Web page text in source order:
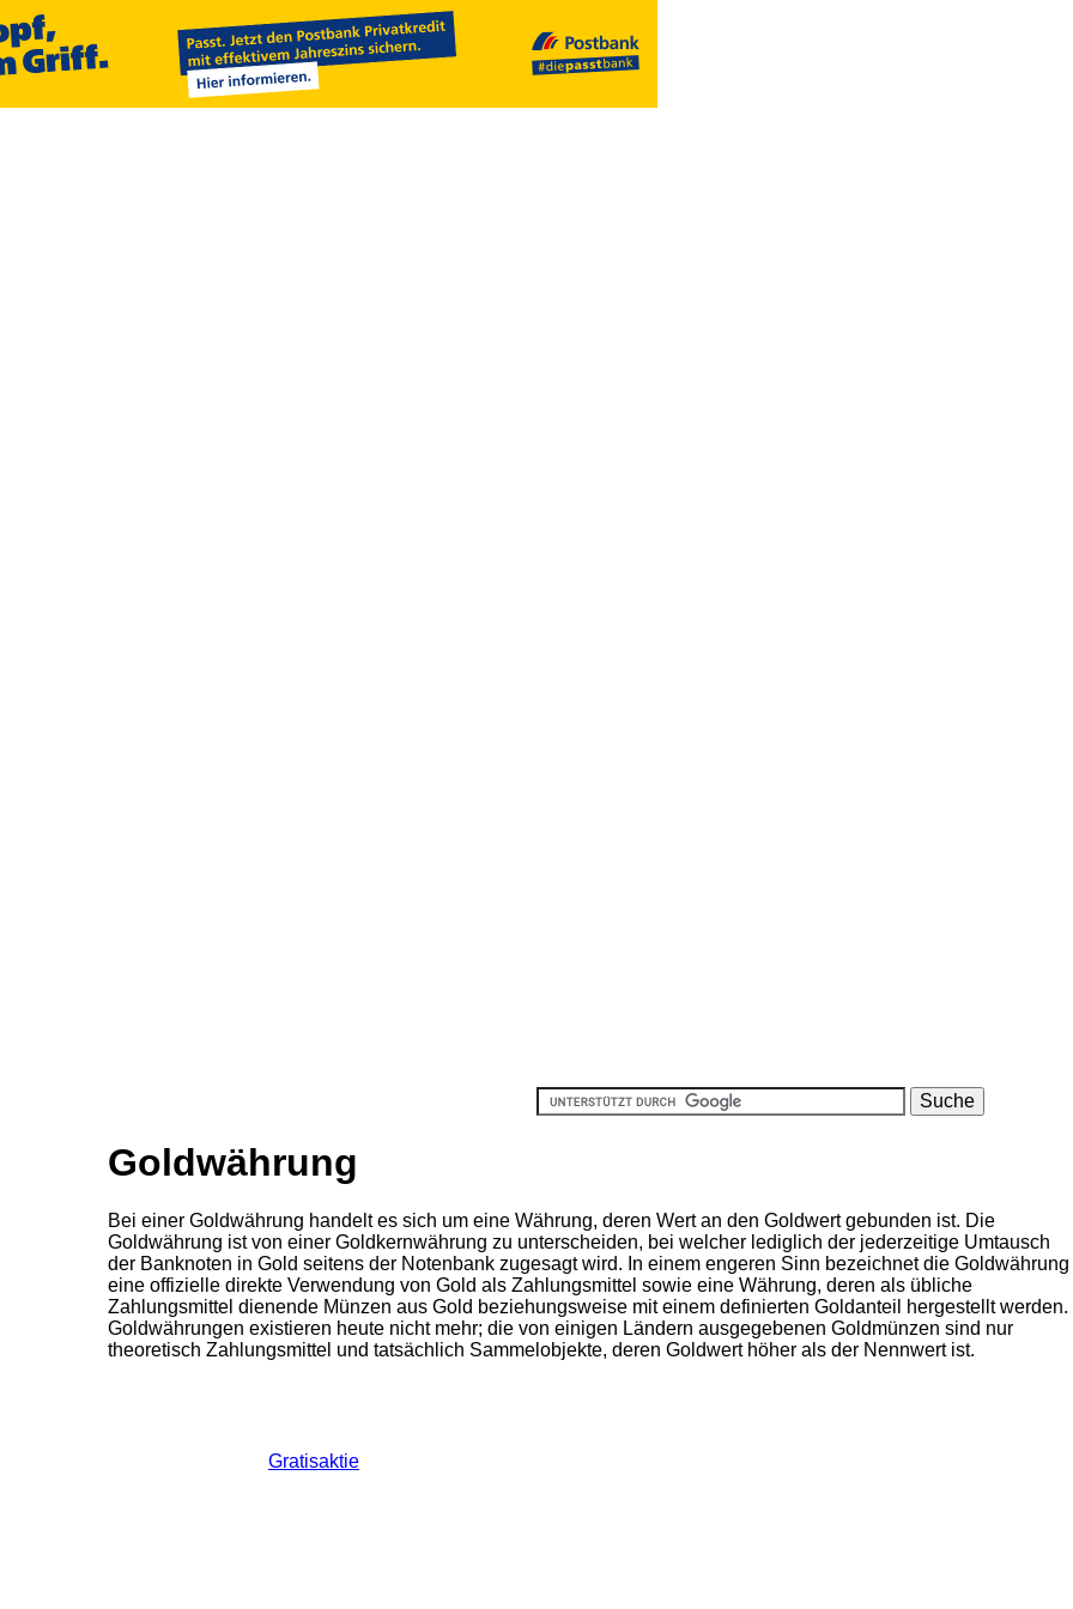
Goldwährung
Bei einer Goldwährung handelt es sich um eine Währung, deren Wert an den Goldwert gebunden ist. Die
Goldwährung ist von einer Goldkernwährung zu unterscheiden, bei welcher lediglich der jederzeitige Umtausch
der Banknoten in Gold seitens der Notenbank zugesagt wird. In einem engeren Sinn bezeichnet die Goldwährung
eine offizielle direkte Verwendung von Gold als Zahlungsmittel sowie eine Währung, deren als übliche
Zahlungsmittel dienende Münzen aus Gold beziehungsweise mit einem definierten Goldanteil hergestellt werden.
Goldwährungen existieren heute nicht mehr; die von einigen Ländern ausgegebenen Goldmünzen sind nur
theoretisch Zahlungsmittel und tatsächlich Sammelobjekte, deren Goldwert höher als der Nennwert ist.
Gratisaktie